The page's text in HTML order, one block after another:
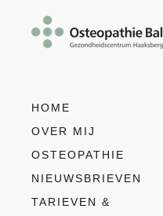
HOME
OVER MIJ
OSTEOPATHIE
NIEUWSBRIEVEN
TARIEVEN &